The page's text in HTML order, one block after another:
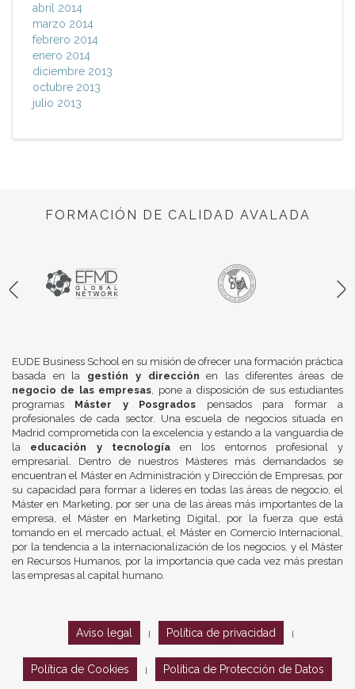
abril 2014
marzo 2014
febrero 2014
enero 2014
diciembre 2013
octubre 2013
julio 2013
FORMACIÓN DE CALIDAD AVALADA
EUDE Business School en su misión de ofrecer una formación práctica
basada en la gestión y dirección en las diferentes áreas de
negocio de las empresas, pone a disposición de sus estudiantes
programas Máster y Posgrados pensados para formar a
profesionales de cada sector. Una escuela de negocios situada en
Madrid comprometida con la excelencia y estando a la vanguardia de
la educación y tecnologíaen los entornos profesional y
empresarial. Dentro de nuestros Másteres más demandados se
encuentran el Máster en Administración y Dirección de Empresas, por
su capacidad para formar a líderes en todas las áreas de negocio, el
Máster en Marketing, por ser una de las áreas más importantes de la
empresa, el Máster en Marketing Digital, por la fuerza que está
tomando en el mercado actual, el Máster en Comercio Internacional,
por la tendencia a la internacionalización de los negocios, y el Máster
en Recursos Humanos, por la importancia que cada vez más prestan
las empresas al capital humano.
Aviso legal Política de privacidad
Política de Cookies Política de Protección de Datos